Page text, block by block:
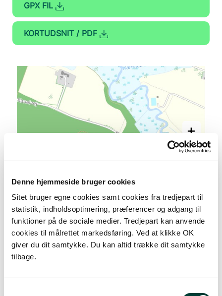
Denne hjemmeside bruger cookies
Sitet bruger egne cookies samt cookies fra tredjepart til
statistik, indholdsoptimering, præferencer og adgang til
funktioner på de sociale medier. Tredjepart kan anvende
cookies til målrettet markedsføring. Ved at klikke OK
giver du dit samtykke. Du kan altid trække dit samtykke
tilbage.
GPX FIL
KORTUDSNIT / PDF
+
–